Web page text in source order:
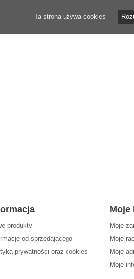
Ta strona używa cookies
produkty
od sprzedajacego
prywatności oraz cookies
Moje
Moje
Moje
Moje
Moje